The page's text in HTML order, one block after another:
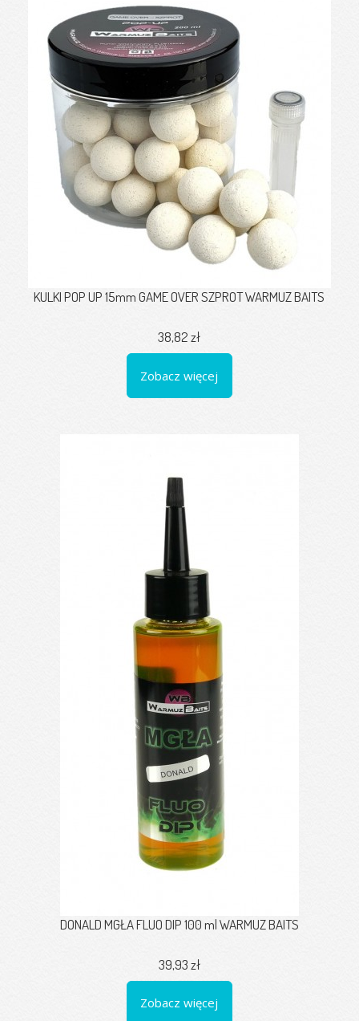
KULKI POP UP 15mm GAME OVER SZPROT WARMUZ BAITS
38,82 zł
Zobacz więcej
DONALD MGŁA FLUO DIP 100 ml WARMUZ BAITS
39,93 zł
Zobacz więcej